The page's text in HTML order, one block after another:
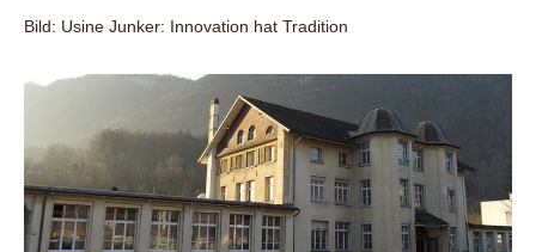
Bild: Usine Junker: Innovation hat Tradition